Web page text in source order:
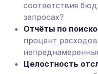
соответствия
запросах?
Отчёты по
процент
Целостность